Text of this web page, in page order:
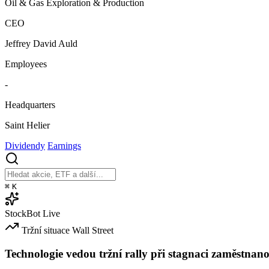
Oil & Gas Exploration & Production
CEO
Jeffrey David Auld
Employees
-
Headquarters
Saint Helier
Dividendy Earnings
⌘ K
StockBot Live
Tržní situace Wall Street
Technologie vedou tržní rally při stagnaci